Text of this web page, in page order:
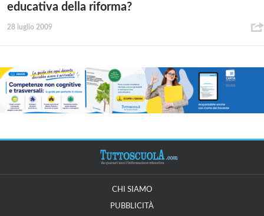
educativa della riforma?
28 luglio 2009
CHI SIAMO
PUBBLICITÀ